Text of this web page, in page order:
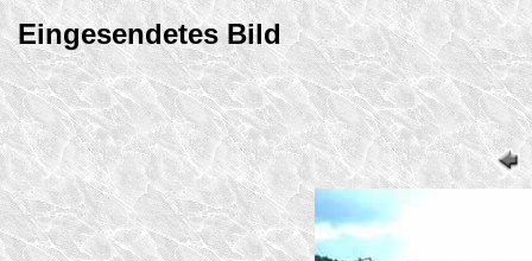
Eingesendetes Bild